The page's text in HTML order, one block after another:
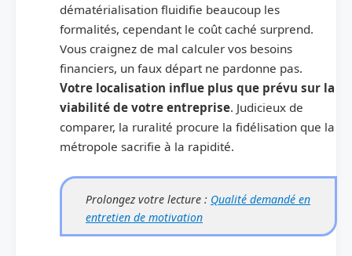
dématérialisation fluidifie beaucoup les
formalités, cependant le coût caché surprend.
Vous craignez de mal calculer vos besoins
financiers, un faux départ ne pardonne pas.
Votre localisation influe plus que prévu sur la
viabilité de votre entreprise. Judicieux de
comparer, la ruralité procure la fidélisation que la
métropole sacrifie à la rapidité.
Prolongez votre lecture : Qualité demandé en
entretien de motivation